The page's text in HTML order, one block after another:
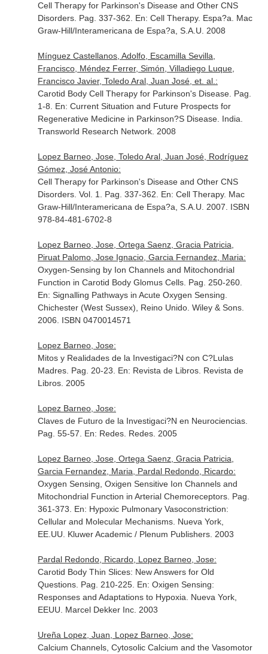
Cell Therapy for Parkinson's Disease and Other CNS
Disorders. Pag. 337-362. En: Cell Therapy. Espa?a. Mac
Graw-Hill/Interamericana de Espa?a, S.A.U. 2008
Mínguez Castellanos, Adolfo, Escamilla Sevilla,
Francisco, Méndez Ferrer, Simón, Villadiego Luque,
Francisco Javier, Toledo Aral, Juan José, et. al.:
Carotid Body Cell Therapy for Parkinson's Disease. Pag.
1-8. En: Current Situation and Future Prospects for
Regenerative Medicine in Parkinson?S Disease. India.
Transworld Research Network. 2008
Lopez Barneo, Jose, Toledo Aral, Juan José, Rodríguez
Gómez, José Antonio:
Cell Therapy for Parkinson's Disease and Other CNS
Disorders. Vol. 1. Pag. 337-362. En: Cell Therapy. Mac
Graw-Hill/Interamericana de Espa?a, S.A.U. 2007. ISBN
978-84-481-6702-8
Lopez Barneo, Jose, Ortega Saenz, Gracia Patricia,
Piruat Palomo, Jose Ignacio, Garcia Fernandez, Maria:
Oxygen-Sensing by Ion Channels and Mitochondrial
Function in Carotid Body Glomus Cells. Pag. 250-260.
En: Signalling Pathways in Acute Oxygen Sensing
Chichester (West Sussex), Reino Unido. Wiley & Sons.
2006. ISBN 0470014571
Lopez Barneo, Jose:
Mitos y Realidades de la Investigaci?N con C?Lulas
Madres. Pag. 20-23. En: Revista de Libros. Revista de
Libros. 2005
Lopez Barneo, Jose:
Claves de Futuro de la Investigaci?N en Neurociencias.
Pag. 55-57. En: Redes. Redes. 2005
Lopez Barneo, Jose, Ortega Saenz, Gracia Patricia,
Garcia Fernandez, Maria, Pardal Redondo, Ricardo:
Oxygen Sensing, Oxigen Sensitive Ion Channels and
Mitochondrial Function in Arterial Chemoreceptors. Pag.
361-373. En: Hypoxic Pulmonary Vasoconstriction:
Cellular and Molecular Mechanisms. Nueva York,
EE.UU. Kluwer Academic / Plenum Publishers. 2003
Pardal Redondo, Ricardo, Lopez Barneo, Jose:
Carotid Body Thin Slices: New Answers for Old
Questions. Pag. 210-225. En: Oxigen Sensing:
Responses and Adaptations to Hypoxia . Nueva York,
EEUU. Marcel Dekker Inc. 2003
Ureña Lopez, Juan, Lopez Barneo, Jose:
Calcium Channels, Cytosolic Calcium and the Vasomotor